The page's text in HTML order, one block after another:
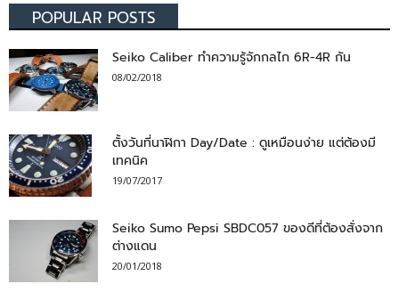
POPULAR POSTS
Seiko Caliber ทำความรู้จักกลไก 6R-4R กัน
08/02/2018
ตั้งวันที่นาฬิกา Day/Date : ดูเหมือนง่าย แต่ต้องมี
เทคนิค
19/07/2017
Seiko Sumo Pepsi SBDC057 ของดีที่ต้องสั่งจาก
ต่างแดน
20/01/2018